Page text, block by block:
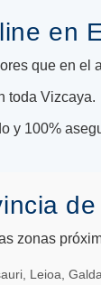
en
que en el
toda Vizcaya.
y 100%
zonas
Leioa,